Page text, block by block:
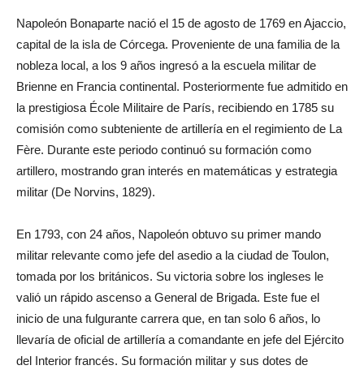
Napoleón Bonaparte nació el 15 de agosto de 1769 en Ajaccio,
capital de la isla de Córcega. Proveniente de una familia de la
nobleza local, a los 9 años ingresó a la escuela militar de
Brienne en Francia continental. Posteriormente fue admitido en
la prestigiosa École Militaire de París, recibiendo en 1785 su
comisión como subteniente de artillería en el regimiento de La
Fère. Durante este periodo continuó su formación como
artillero, mostrando gran interés en matemáticas y estrategia
militar (De Norvins, 1829).
En 1793, con 24 años, Napoleón obtuvo su primer mando
militar relevante como jefe del asedio a la ciudad de Toulon,
tomada por los británicos. Su victoria sobre los ingleses le
valió un rápido ascenso a General de Brigada. Este fue el
inicio de una fulgurante carrera que, en tan solo 6 años, lo
llevaría de oficial de artillería a comandante en jefe del Ejército
del Interior francés. Su formación militar y sus dotes de